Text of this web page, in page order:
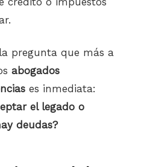
pregunta que más a
abogados
es inmediata:
el legado o
deudas?